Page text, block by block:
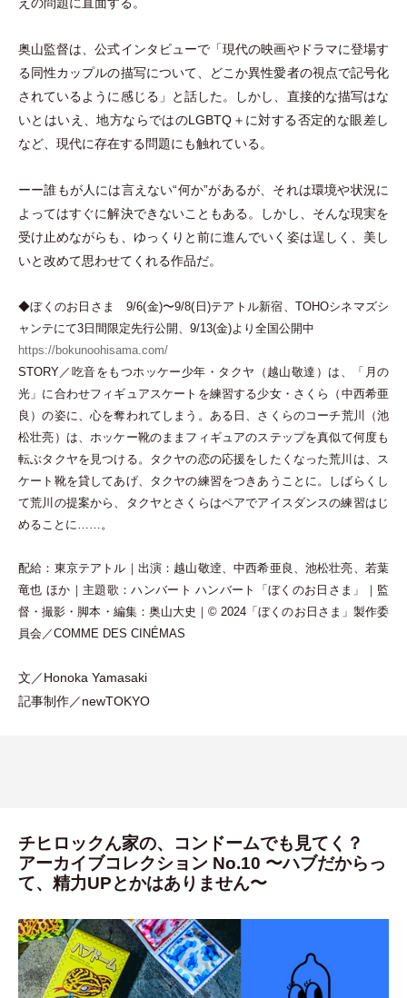
奥山監督は、公式インタビューで 「現代の映画やドラマに登場す
る同性カップルの描写について、どこか異性愛者の視点で記号化
されているように感じる 」
と話した。しかし、直接的な描写はな
いとはいえ、地方ならではのLGBTQ＋に対する否定的な眼差し
など、現代に存在する問題にも触れている。
ーー誰もが人には言えない“何か”があるが、それは環境や状況に
よってはすぐに解決できないこともある。しかし、そんな現実を
受け止めながらも、ゆっくりと前に進んでいく姿は逞しく、美し
いと改めて思わせてくれる作品だ。
◆ぼくのお日さま 9/6(金)〜9/8(日)テアトル新宿、TOHOシネマズシ
ャンテにて3日間限定先行公開、9/13(金)より全国公開中
https://bokunoohisama.com/
STORY／吃音をもつホッケー少年 ・ タクヤ （ 越山敬達 ） は、 「 月の
光 」 に合わせフィギュアスケートを練習する少女・ さくら （ 中西希亜
良 ）の姿に、心を奪われてしまう。ある日、さくらのコーチ荒川 （池
松壮亮 ） は、ホッケー靴のままフィギュアのステップを真似て何度も
転ぶタクヤを見つける。タクヤの恋の応援をしたくなった荒川は、ス
ケート靴を貸してあげ、タクヤの練習をつきあうことに。しばらくし
て荒川の提案から、タクヤとさくらはペアでアイスダンスの練習はじ
めることに……。
配給：東京テアトル｜出演：越山敬逹、中西希亜良、池松壮亮、若葉
竜也 ほか｜主題歌：ハンバート ハンバート
「ぼくのお日さま 」
｜監
督 ・撮影 ・ 脚本 ・ 編集：奥山大史｜© 2024 「ぼくのお日さま 」 製作委
員会／COMME DES CINÉMAS
文／Honoka Yamasaki
記事制作／newTOKYO
チヒロックん家の、コンドームでも見てく？
アーカイブコレクション No.10 〜ハブだからっ
て、精力UPとかはありません〜